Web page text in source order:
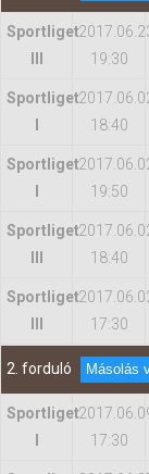
Hasznos
Sportliget
19:30
Sportliget
18:40
Sportliget
19:50
Sportliget
18:40
Sportliget
17:30
2. forduló Másolás
Sportliget
17:30